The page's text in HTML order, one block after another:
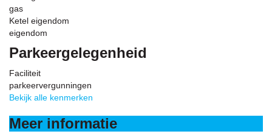
gas
Ketel eigendom
eigendom
Parkeergelegenheid
Faciliteit
parkeervergunningen
Bekijk alle kenmerken
Meer informatie